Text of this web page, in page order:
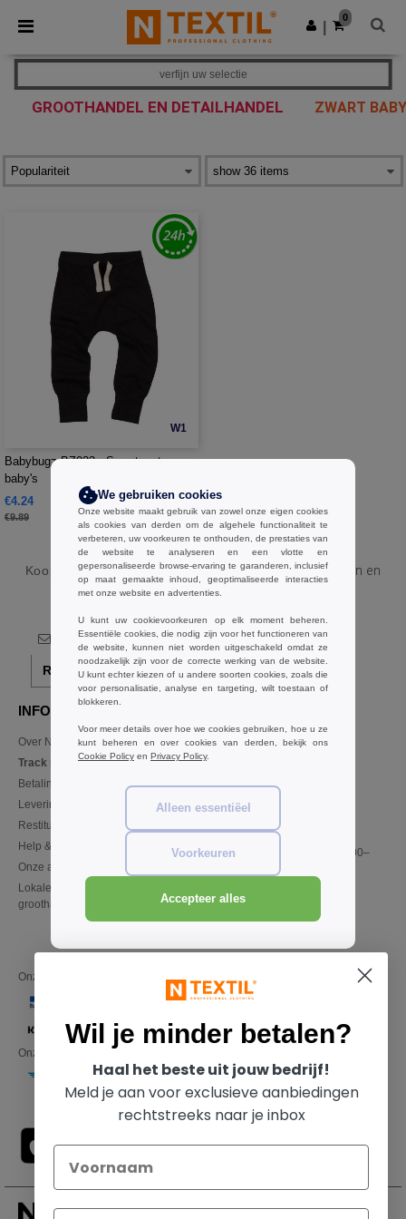
× Ntextil-app
Betere prijzen in de app!
Download app
0
GROOTHANDEL EN DETAILHANDEL ZWART
verfijn uw selectie
W1
Babybugz BZ033 - Sweatpants voor
baby's
€4.24
€9.89
-57%
Koop
Groothandel en detailhandel Zwart Baby Broeken en
shortsbij Ntextil Belgique
Registreer!
INFORMATIE
Over Ntextil
Track my order now
Betalingsmogelijkheden
Levering
Restitutie / retour
Help & FAQs
Onze afspraken
Lokale t-shirts voor
groothandelprijzen
Klant
verkoop@ntextil.be
02 586 22 00
Maandag – donderdag: 10:00–
13:00 & 14:00–17:30
Onze financiële partners
Onze transporteurs
We gebruiken cookies
Onze website maakt gebruik van zowel onze eigen cookies
als cookies van derden om de algehele functionaliteit te
verbeteren, uw voorkeuren te onthouden, de prestaties van
de website te analyseren en een vlotte en
gepersonaliseerde browse-ervaring te garanderen, inclusief
op maat gemaakte inhoud, geoptimaliseerde interacties
met onze website en advertenties.
U kunt uw cookievoorkeuren op elk moment beheren.
Essentiële cookies, die nodig zijn voor het functioneren van
de website, kunnen niet worden uitgeschakeld omdat ze
noodzakelijk zijn voor de correcte werking van de website.
U kunt echter kiezen of u andere soorten cookies, zoals die
voor personalisatie, analyse en targeting, wilt toestaan of
blokkeren.
Voor meer details over hoe we cookies gebruiken, hoe u ze
kunt beheren en over cookies van derden, bekijk ons
Cookie Policy en Privacy Policy.
Alleen essentiëel
Voorkeuren
Accepteer alles
Wil je minder betalen?
Haal het beste uit jouw bedrijf!
Meld je aan voor exclusieve aanbiedingen
rechtstreeks naar je inbox